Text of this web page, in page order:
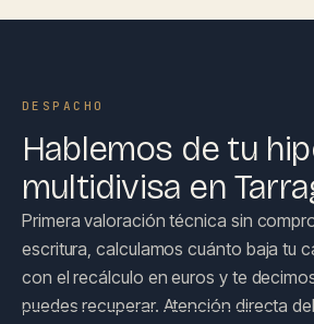
DESPACHO
Hablemos de tu
multidivisa en
Primera valoración técnica sin
escritura, calculamos cuánto baja tu
con el recálculo en euros y te
puedes recuperar. Atención directa